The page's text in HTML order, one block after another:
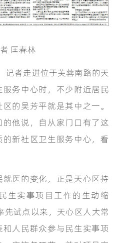
匡春林
者走进位于芙蓉南路的天
务中心时，不少附近居民
的吴芳平就是其中之一。
他说，自从家门口有了这
新社区卫生服务中心，看
医的变化，正是天心区持
生实事项目工作的生动缩
试点以来，天心区人大常
人民群众参与民生实事项